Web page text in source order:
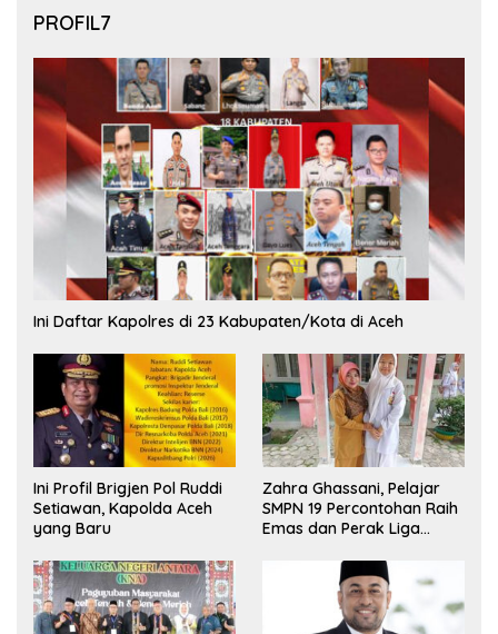
PROFIL7
Ini Daftar Kapolres di 23 Kabupaten/Kota di Aceh
Ini Profil Brigjen Pol Ruddi
Setiawan, Kapolda Aceh
yang Baru
Zahra Ghassani, Pelajar
SMPN 19 Percontohan Raih
Emas dan Perak Liga